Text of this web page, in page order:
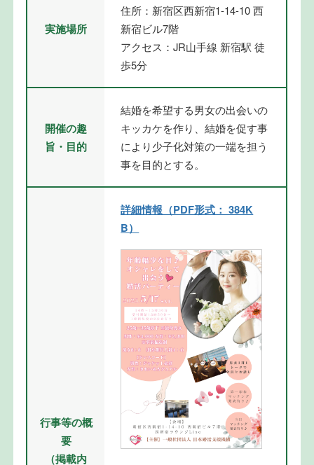
実施場所
住所：新宿区西新宿1-14-10 西
新宿ビル7階
アクセス：JR山手線 新宿駅 徒
歩5分
開催の趣
旨・目的
結婚を希望する男女の出会いの
キッカケを作り、結婚を促す事
により少子化対策の一端を担う
事を目的とする。
行事等の概
要
（掲載内
詳細情報（PDF形式： 384K
B）